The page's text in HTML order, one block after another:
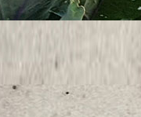
fakultetu Sveučilišta u
održati će se
Zagreb, Novi Sad).
biti će glavni enolog
a održati će
inokulacije